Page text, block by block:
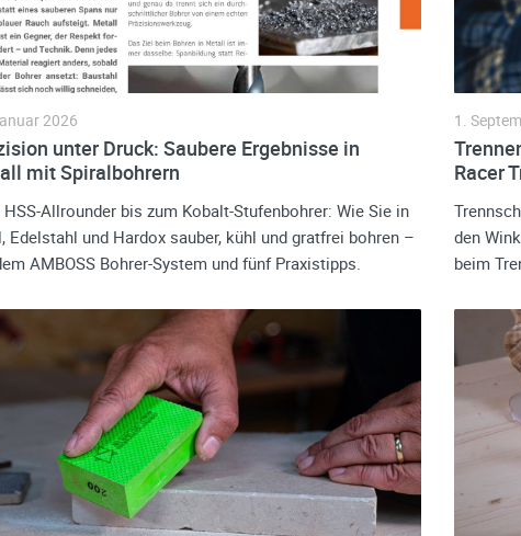
unter Druck: Saubere Ergebnisse in
mit Spiralbohrern
2026
Allrounder bis zum Kobalt-Stufenbohrer: Wie Sie in
Edelstahl und Hardox sauber, kühl und gratfrei bohren –
AMBOSS Bohrer-System und fünf Praxistipps.
Racer
1.
den
beim